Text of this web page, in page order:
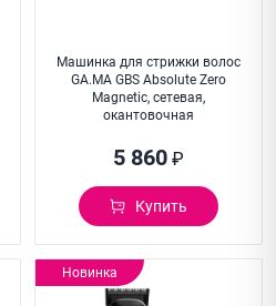
Машинка для стрижки волос
GA.MA GBS Absolute Zero
Magnetic, сетевая,
окантовочная
5 860₽
Купить
Новинка